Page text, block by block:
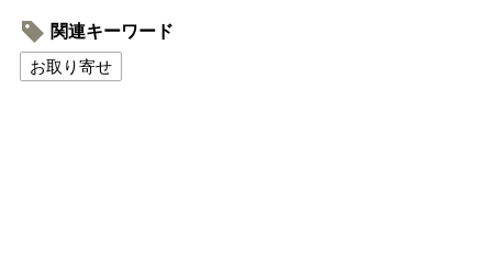
関連キーワード
お取り寄せ